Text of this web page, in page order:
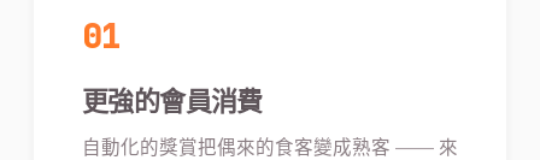
01
更強的會員消費
自動化的獎賞把偶來的食客變成熟客 —— 來